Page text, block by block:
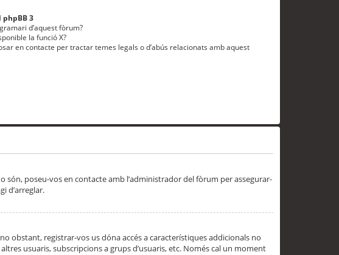
phpBB 3
d’aquest fòrum?
la funció X?
en contacte per tractar temes legals o d’abús relacionats amb aquest
són, poseu-vos en contacte amb l’administrador del fòrum per assegurar-
d’arreglar.
obstant, registrar-vos us dóna accés a característiques addicionals no
usuaris, subscripcions a grups d’usuaris, etc. Només cal un moment